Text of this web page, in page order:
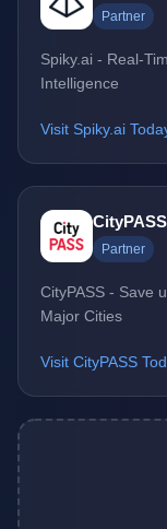
Partner
Spiky.ai - Real-
Intelligence
Visit Spiky.ai
CityPASS
Partner
CityPASS - Save
Major Cities
Visit CityPASS